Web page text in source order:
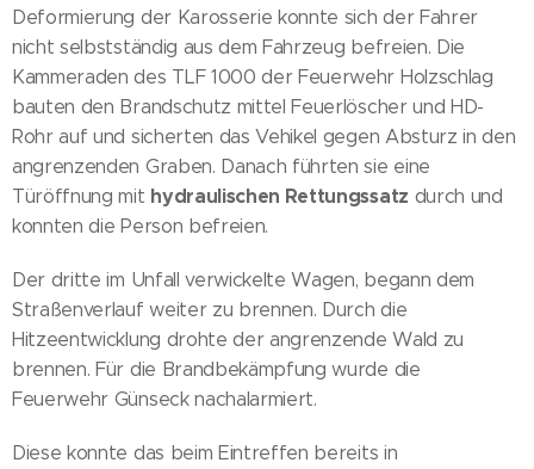
Deformierung der Karosserie konnte sich der Fahrer
nicht selbstständig aus dem Fahrzeug befreien. Die
Kammeraden des TLF 1000 der Feuerwehr Holzschlag
bauten den Brandschutz mittel Feuerlöscher und HD-
Rohr auf und sicherten das Vehikel gegen Absturz in den
angrenzenden Graben. Danach führten sie eine
Türöffnung mit hydraulischen Rettungssatz durch und
konnten die Person befreien.
Der dritte im Unfall verwickelte Wagen, begann dem
Straßenverlauf weiter zu brennen. Durch die
Hitzeentwicklung drohte der angrenzende Wald zu
brennen. Für die Brandbekämpfung wurde die
Feuerwehr Günseck nachalarmiert.
Diese konnte das beim Eintreffen bereits in